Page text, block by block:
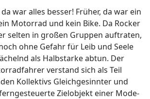
war alles besser! Früher, da war ein
Motorrad und kein Bike. Da Rocker
selten in großen Gruppen auftraten,
ohne Gefahr für Leib und Seele
als Halbstarke abtun. Der
verstand sich als Teil
Kollektivs Gleichgesinnter und
Zielobjekt einer Mode-